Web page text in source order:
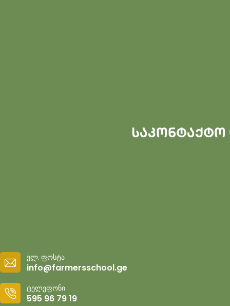
საკონტაქტო
ელ. ფოსტა
info@farmersschool.ge
ტელეფონი
595 96 79 19